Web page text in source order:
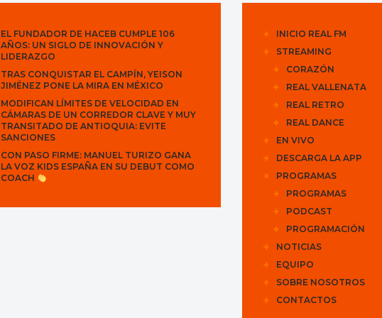
EL FUNDADOR DE HACEB CUMPLE 106
AÑOS: UN SIGLO DE INNOVACIÓN Y
LIDERAZGO
TRAS CONQUISTAR EL CAMPÍN, YEISON
JIMÉNEZ PONE LA MIRA EN MÉXICO
MODIFICAN LÍMITES DE VELOCIDAD EN
CÁMARAS DE UN CORREDOR CLAVE Y MUY
TRANSITADO DE ANTIOQUIA: EVITE
SANCIONES
CON PASO FIRME: MANUEL TURIZO GANA
LA VOZ KIDS ESPAÑA EN SU DEBUT COMO
COACH
INICIO REAL FM
STREAMING
CORAZÓN
REAL VALLENATA
REAL RETRO
REAL DANCE
EN VIVO
DESCARGA LA APP
PROGRAMAS
PROGRAMAS
PODCAST
PROGRAMACIÓN
NOTICIAS
EQUIPO
SOBRE NOSOTROS
CONTACTOS